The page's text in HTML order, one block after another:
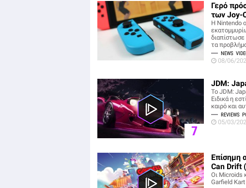
Γερό
των Joy-
Η Nintendo
διαπίστωσε
τα
NEWS
08/06/
7
JDM:
Το JDM:
Ειδικά η
καιρό και
REVIEWS
05/03/
Επίσημη
Can Drift
Οι Microids
Garfield Kart